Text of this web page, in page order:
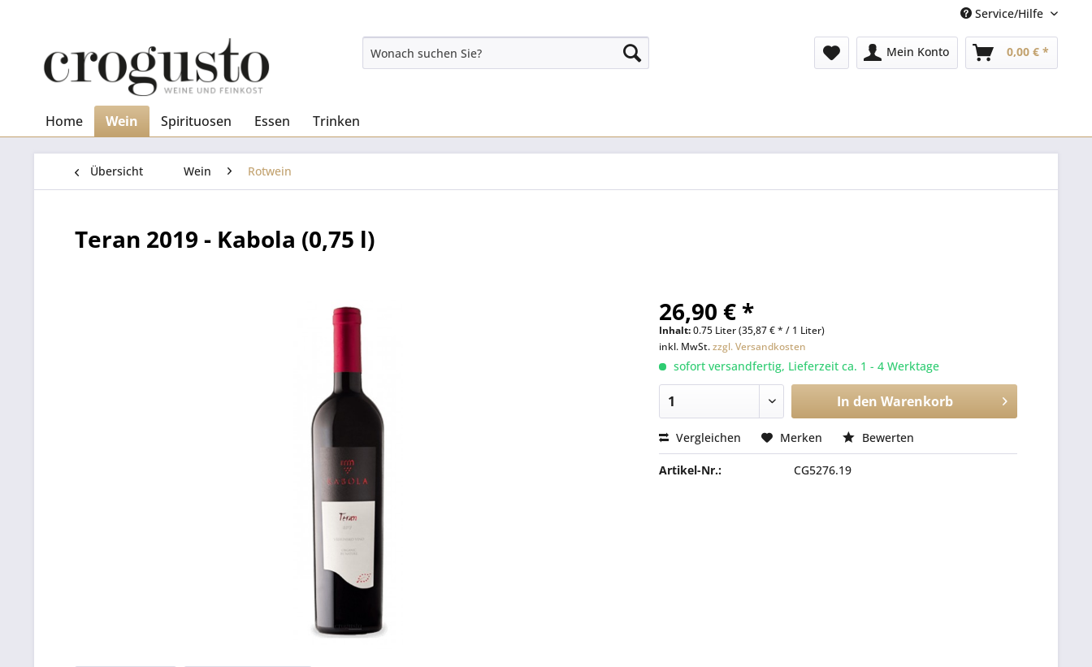
Service/Hilfe
Mein Konto 0,00 € *
Home Wein Spirituosen Essen Trinken
Übersicht Wein Rotwein
Teran 2019 - Kabola (0,75 l)
26,90 € *
Inhalt:0.75 Liter (35,87 € * / 1 Liter)
inkl. MwSt.zzgl. Versandkosten
sofort versandfertig, Lieferzeit ca. 1 - 4 Werktage
In den Warenkorb
Vergleichen Merken Bewerten
Artikel-Nr.: CG5276.19